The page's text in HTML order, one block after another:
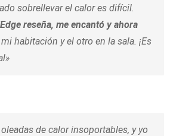
sobrellevar el calor es difícil.
reseña, me encantó y ahora
habitación y el otro en la sala. ¡Es
de calor insoportables, y yo